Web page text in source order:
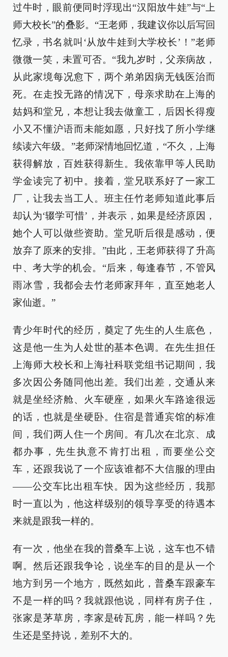
过牛时，眼前便同时浮现出“汉阳放牛娃”与“上
师大校长”的叠影。“王老师，我建议你以后写回
忆录，书名就叫‘从放牛娃到大学校长’！”老师
微微一笑，未置可否。“我九岁时，父亲病故，
从此家境每况愈下，两个弟弟因病无钱医治而
死。在走投无路的情况下，母亲求助在上海的
姑妈和堂兄，本想让我去做童工，后因长得瘦
小又不懂沪语而未能如愿，只好找了所小学继
续读六年级。”老师深情地回忆道，“不久，上海
获得解放，百姓获得新生。我依靠甲等人民助
学金读完了初中。接着，堂兄联系好了一家工
厂，让我去当工人。班主任竹老师知道此事后
却认为‘辍学可惜’，并表示，如果是经济原因，
她个人可以做些资助。堂兄听后很是感动，便
放弃了原来的安排。”由此，王老师获得了升高
中、考大学的机会。“后来，每逢春节，不管风
雨冰雪，我都会去竹老师家拜年，直至她老人
家仙逝。”
青少年时代的经历，奠定了先生的人生底色，
这是他一生为人处世的基本色调。在先生担任
上海师大校长和上海社科联党组书记期间，我
多次因公务随同他出差。我们出差，交通从来
就是坐经济舱、火车硬座，如果火车路途很远
的话，也就是坐硬卧。住宿是普通宾馆的标准
间，我们两人住一个房间。有几次在北京、成
都办事，先生执意不肯打出租，而要坐公交
车，还跟我说了一个应该谁都不大信服的理由
——公交车比出租车快。因为这些经历，我那
时一直以为，他这样级别的领导享受的待遇本
来就是跟我一样的。
有一次，他坐在我的普桑车上说，这车也不错
啊。然后还跟我争论，说坐车的目的是从一个
地方到另一个地方，既然如此，普桑车跟豪车
不是一样的吗？我就跟他说，同样有房子住，
张家是茅草房，李家是砖瓦房，能一样吗？先
生还是坚持说，差别不大的。